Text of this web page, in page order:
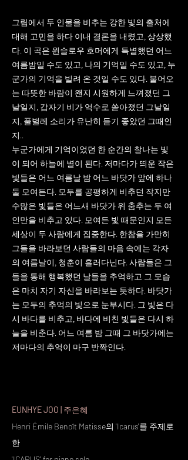
그림에서 두 인물을 비추는 강한 빛의 출처에
대해 고민을 하다 이내 결론을 내렸고, 상상했
다. 이 곡은 윈슬로우 호머에게 특별했던 어느
여름밤일 수도 있고, 나의 기억일 수도 있고, 누
군가의 기억을 빌려 온 것일 수도 있다. 불어오
는 따뜻한 바람이 왠지 시원하게 느껴졌던 그
날일지, 갑자기 비가 억수로 쏟아졌던 그날일
지, 풀벌레 소리가 유난히 듣기 좋았던 그때인
지..
누군가에게 기억이었던 한 순간의 찰나는 빛
이 되어 하늘에 별이 된다. 저마다가 띄운 작은
빛들은 어느 여름날 밤 어느 바닷가 앞에 하나
둘 모여든다. 모두를 공평하게 비추던 작지만
수많은 빛들은 어느새 바닷가 위 춤추는 두 여
인만을 비추고 있다. 모여든 빛 때문인지 모든
세상이 두 사람에게 집중한다. 한참을 가만히
그들을 바라보던 사람들의 마음 속에는 각자
의 여름날이, 청춘이 흘러다닌다. 사람들은 그
들을 통해 행복했던 날들을 추억하고 그 모습
은 마치 자기 자신을 바라보는 듯하다. 바닷가
는 모두의 추억의 빛으로 눈부시다. 그 빛은 다
시 바다를 비추고, 바다에 비친 빛들은 다시 하
늘을 비춘다. 어느 여름 밤 그때 그 바닷가에는
저마다의 추억이 마구 반짝인다.
EUNHYE JOO 주은혜
Henri Émile Benoît Matisse의 'Icarus'를 주제로
한